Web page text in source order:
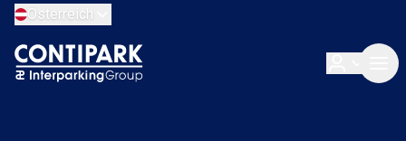
Österreich